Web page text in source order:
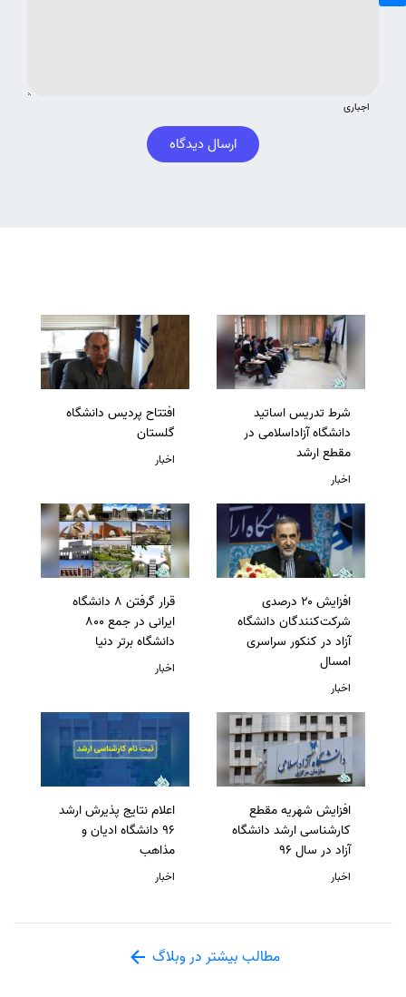
اجباری
ارسال دیدگاه
شرط تدریس اساتید
دانشگاه آزاداسلامی در
مقطع ارشد
اخبار
افتتاح پردیس دانشگاه
گلستان
اخبار
افزایش ۲۰ درصدی
شرکت‌کنندگان دانشگاه
آزاد در کنکور سراسری
امسال
اخبار
قرار گرفتن 8 دانشگاه
ایرانی در جمع 800
دانشگاه برتر دنیا
اخبار
افزایش شهریه مقطع
کارشناسی ارشد دانشگاه
آزاد در سال 96
اخبار
اعلام نتایج پذیرش ارشد
96 دانشگاه ادیان و
مذاهب
اخبار
مطالب بیشتر در وبلاگ